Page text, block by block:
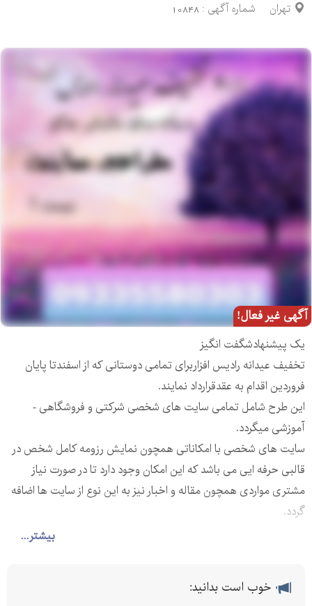
تهران شماره آگهی : 10848
آگهی غیر فعال!
بیشتر...
یک پیشنهادشگفت انگیز
تخفیف عیدانه رادیس افزاربرای تمامی دوستانی که از اسفندتا پایان
فروردین اقدام به عقدقرارداد نمایند.
این طرح شامل تمامی سایت های شخصی شرکتی و فروشگاهی -
آموزشی میگردد.
سایت های شخصی با امکاناتی همچون نمایش رزومه کامل شخص در
قالبی حرفه ایی می باشد که این امکان وجود دارد تا در صورت نیاز
مشتری مواردی همچون مقاله و اخبار نیز به این نوع از سایت ها اضافه
گردد.
سایت های شرکتی با امکاناتی همچون نمایش محصولات و راه های
این امکان برای مشتریان عزیز فراهم گردیده است تا در صورت نیاز
خوب است بدانید: